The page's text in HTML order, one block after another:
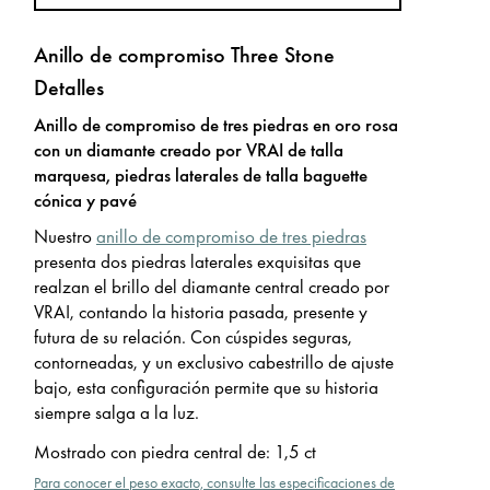
Anillo de compromiso Three Stone
Detalles
Anillo de compromiso de tres piedras en oro rosa
con un diamante creado por VRAI de talla
marquesa, piedras laterales de talla baguette
cónica y pavé
Nuestroanillo de compromiso de tres piedras
presenta dos piedras laterales exquisitas que
realzan el brillo del diamante central creado por
VRAI, contando la historia pasada, presente y
futura de su relación. Con cúspides seguras,
contorneadas, y un exclusivo cabestrillo de ajuste
bajo, esta configuración permite que su historia
siempre salga a la luz.
Mostrado con piedra central de: 1,5 ct
Para conocer el peso exacto, consulte las especificaciones de